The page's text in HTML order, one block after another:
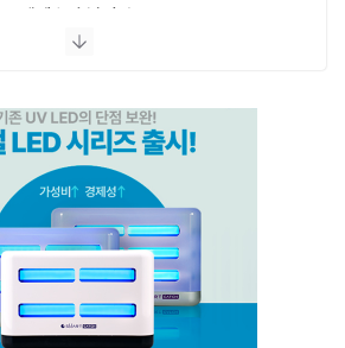
엔페스 충남지사
(주)비타솔루션
세화방역
(주)씨아이엠